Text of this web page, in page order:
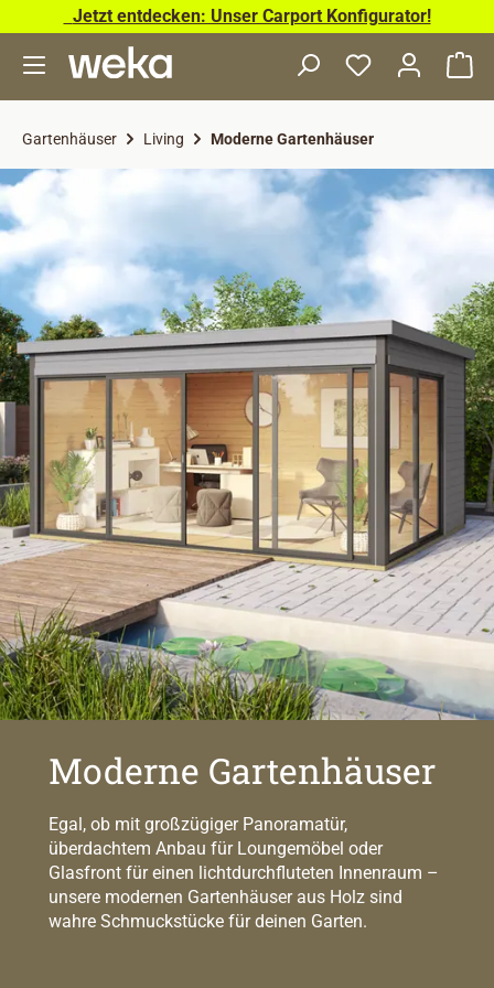
Zum Hauptinhalt springen
Jetzt entdecken: Unser Carport Konfigurator!
Gartenhäuser Living Moderne Gartenhäuser
Moderne Gartenhäuser
Egal, ob mit großzügiger Panoramatür,
überdachtem Anbau für Loungemöbel oder
Glasfront für einen lichtdurchfluteten Innenraum –
unsere modernen Gartenhäuser aus Holz sind
wahre Schmuckstücke für deinen Garten.